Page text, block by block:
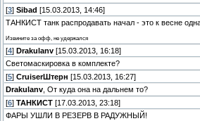
[3] Sibad [15.03.2013, 14:46]
ТАНКИСТ танк распродавать начал - это к весне
Извините за офф, не удержался
[4] Drakulanv [15.03.2013, 16:18]
Светомаскировка в комплекте?
[5] СruiserШтерн [15.03.2013, 16:27]
Drakulanv , От куда она на дальнем то?
[6] ТАНКИСТ [17.03.2013, 23:18]
ФАРЫ УШЛИ В РЕЗЕРВ В РАДУЖНЫЙ!